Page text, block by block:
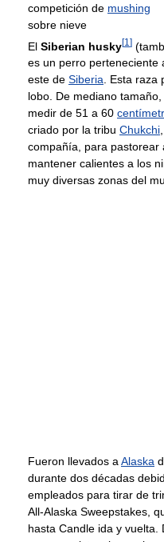
competición de mushing
sobre nieve
El Siberian husky[1 ]
es un perro perteneciente
este de Siberia. Esta raza
lobo. De mediano
medir de 51 a 60
criado por la tribu Chukchi
compañía, para pastorear
mantener calientes a los
muy diversas zonas del
Fueron llevados aAlaska
durante dos décadas
empleados para tirar de
All-Alaska Sweepstakes,
hasta Candle ida y